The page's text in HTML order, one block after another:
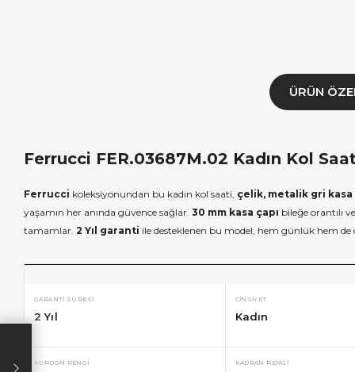
ÜRÜN
Ferrucci FER.03687M.02 Kadın Kol
Ferrucci koleksiyonundan bu kadın kol saati, çelik, metalik gri kasa
yaşamın her anında güvence sağlar. 30 mm kasa çapı bileğe orantılı
tamamlar. 2 Yıl garanti ile desteklenen bu model, hem günlük hem
GARANTI SÜRESI
2 Yıl
CINSIYET
Kadın
KORDON RENGI KADRAN RENGI
özel
× SEPETTE İNDİRİM
19.999 TL üzeri alışverişe özel
×
4.999 TL